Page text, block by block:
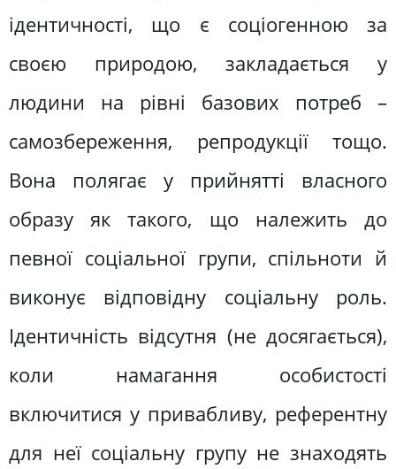
ідентичності, що є соціогенною за
своєю природою, закладається у
людини на рівні базових потреб –
самозбереження, репродукції тощо.
Вона полягає у прийнятті власного
образу як такого, що належить до
певної соціальної групи, спільноти й
виконує відповідну соціальну роль.
Ідентичність відсутня (не досягається),
коли намагання особистості
включитися у привабливу, референтну
для неї соціальну групу не знаходять